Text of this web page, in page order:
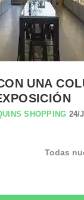
UNA
SHOPPING 24/
Todas